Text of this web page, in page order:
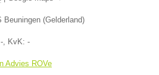
Beuningen (Gelderland)
-, KvK: -
Advies ROVe